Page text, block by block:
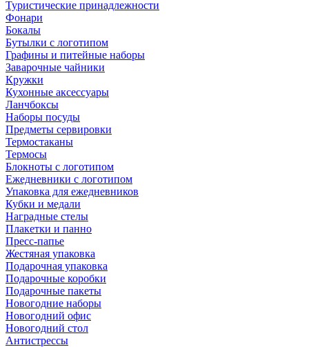
Туристические принадлежности
Фонари
Бокалы
Бутылки с логотипом
Графины и питейные наборы
Заварочные чайники
Кружки
Кухонные аксессуары
Ланчбоксы
Наборы посуды
Предметы сервировки
Термостаканы
Термосы
Блокноты с логотипом
Ежедневники с логотипом
Упаковка для ежедневников
Кубки и медали
Наградные стелы
Плакетки и панно
Пресс-папье
Жестяная упаковка
Подарочная упаковка
Подарочные коробки
Подарочные пакеты
Новогодние наборы
Новогодний офис
Новогодний стол
Антистрессы